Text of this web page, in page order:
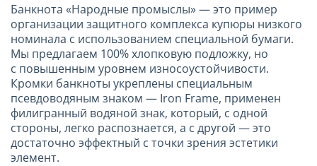
Банкнота «Народные промыслы» — это пример
организации защитного комплекса купюры низкого
номинала с использованием специальной бумаги.
Мы предлагаем 100% хлопковую подложку, но
с повышенным уровнем износоустойчивости.
Кромки банкноты укреплены специальным
псевдоводяным знаком — Iron Frame, применен
филигранный водяной знак, который, с одной
стороны, легко распознается, а с другой — это
достаточно эффектный с точки зрения эстетики
элемент.